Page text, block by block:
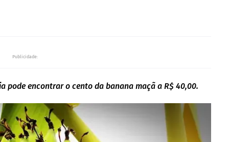
Publicidade:
pode encontrar o cento da banana maçã a R$ 40,00.